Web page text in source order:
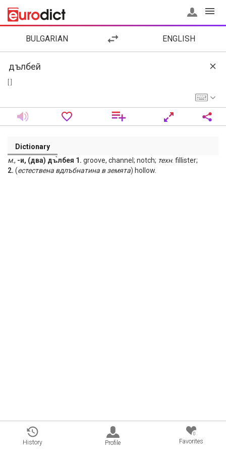
BULGARIAN ENGLISH
Dictionary
м., -и, (два) дъ̀лбея 1. groove, channel; notch; техн. fillister;
2. (естествена вдлъбнатина в земята) hollow.
History Profile
0
Favorites